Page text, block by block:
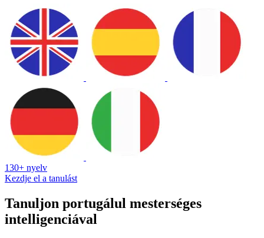
130+ nyelv
Kezdje el a tanulást
Tanuljon portugálul mesterséges
intelligenciával